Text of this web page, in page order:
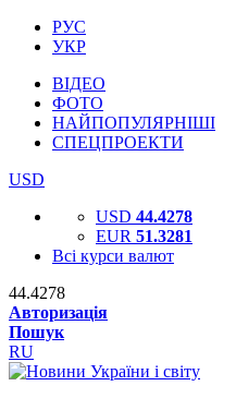
РУС
УКР
ВІДЕО
ФОТО
НАЙПОПУЛЯРНІШІ
СПЕЦПРОЕКТИ
USD
USD 44.4278
EUR 51.3281
Всі курси валют
44.4278
Авторизація
Пошук
RU